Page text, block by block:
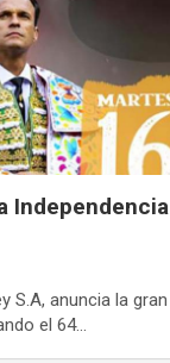
Independencia
S.A, anuncia la gran
el 64…